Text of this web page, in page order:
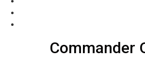
Commander